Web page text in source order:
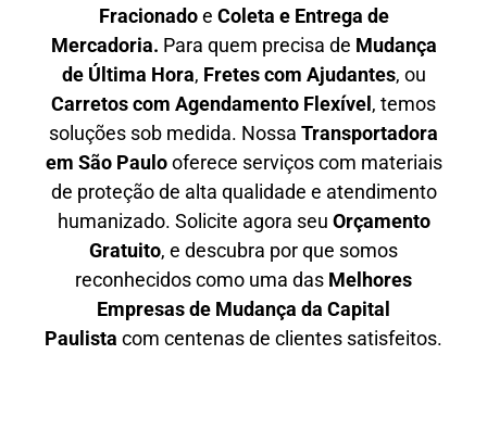
Fracionadoe Coleta e Entrega de
Mercadoria. Para quem precisa de Mudança
de Última Hora, Fretes com Ajudantes, ou
Carretos com Agendamento Flexível , temos
soluções sob medida. Nossa Transportadora
em São Paulooferece serviços com materiais
de proteção de alta qualidade e atendimento
humanizado. Solicite agora seu Orçamento
Gratuito, e descubra por que somos
reconhecidos como uma das Melhores
Empresas de Mudança da Capital
Paulista com centenas de clientes satisfeitos.